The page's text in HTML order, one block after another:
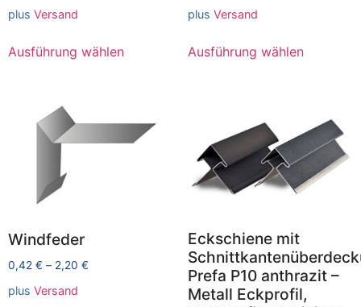
plus Versand
Ausführung wählen
plus Versand
Ausführung wählen
Windfeder
0,42 € – 2,20 €
plus Versand
Eckschiene mit
Prefa P10 anthrazit –
Metall Eckprofil,